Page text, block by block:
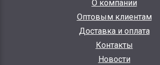
О компании
Оптовым клиентам
Доставка и оплата
Контакты
Новости